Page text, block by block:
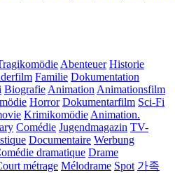
Abenteuer Historie
Familie Dokumentation
BiografieAnimationAnimationsfilm
Horror Dokumentarfilm Sci-Fi
KrimikomödieAnimation.
Comédie Jugendmagazin TV-
Documentaire Werbung
dramatique Drame
métrage Mélodrame Spot 가족